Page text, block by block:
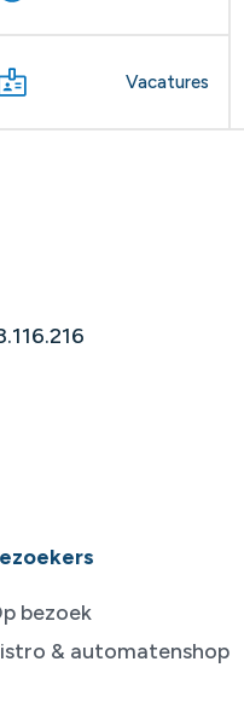
Vacatures
bezoek
& automatenshop